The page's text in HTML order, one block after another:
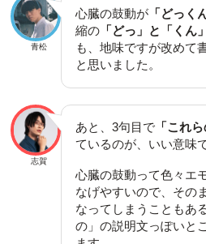
青松
心臓の鼓動が 「どっく
縮の 「どっ」と「くん
も、地味ですが改めて
と思いました。
志賀
あと、3句目で 「これら
ているのが、いい意味
心臓の鼓動って色々エ
なげやすいので、その
なってしまうこともあ
の」の説明文っぽいと